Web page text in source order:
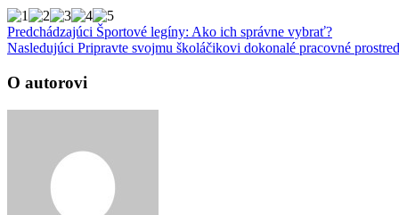
Predchádzajúci Športové legíny: Ako ich správne vybrať?
Nasledujúci Pripravte svojmu školáčikovi dokonalé pracovné
O autorovi